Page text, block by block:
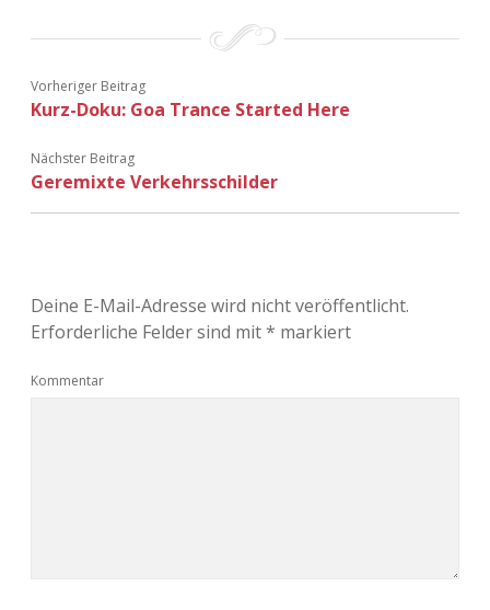
Vorheriger Beitrag
Kurz-Doku: Goa Trance Started Here
Nächster Beitrag
Geremixte Verkehrsschilder
Deine E-Mail-Adresse wird nicht veröffentlicht.
Erforderliche Felder sind mit* markiert
Kommentar